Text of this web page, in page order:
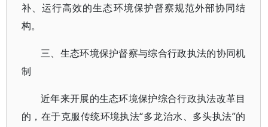
补、运行高效的生态环境保护督察规范外部协同结
构。
三、生态环境保护督察与综合行政执法的协同机
制
近年来开展的生态环境保护综合行政执法改革目
的，在于克服传统环境执法“多龙治水、多头执法”的